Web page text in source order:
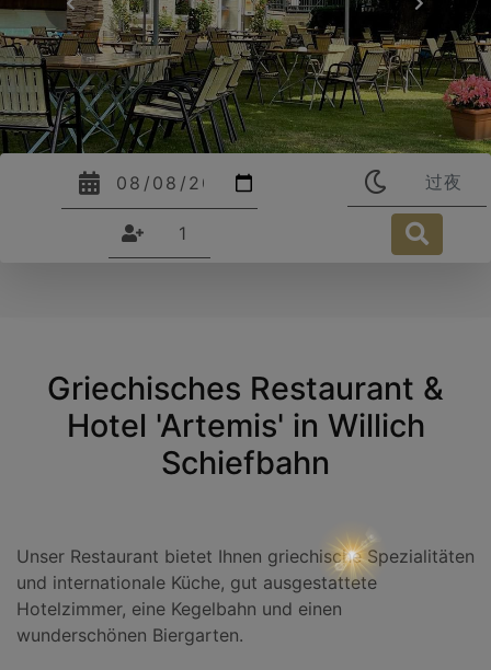
Previous Next
Νights
Persons
Book
Griechisches Restaurant &
Hotel 'Artemis' in Willich
Schiefbahn
Unser Restaurant bietet Ihnen griechische Spezialitäten
und internationale Küche, gut ausgestattete
Hotelzimmer, eine Kegelbahn und einen
wunderschönen Biergarten.